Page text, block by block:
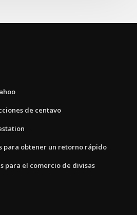
de centavo
para obtener un retorno rápido
para el comercio de divisas